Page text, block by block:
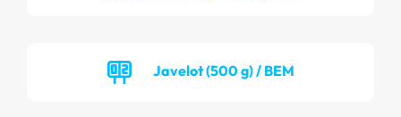
Javelot (500 g) / BEM